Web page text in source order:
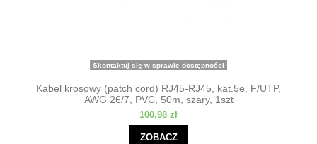
Skontaktuj się w sprawie dostępności
Kabel krosowy (patch cord) RJ45-RJ45, kat.5e, F/UTP,
AWG 26/7, PVC, 50m, szary, 1szt
100,98 zł
ZOBACZ